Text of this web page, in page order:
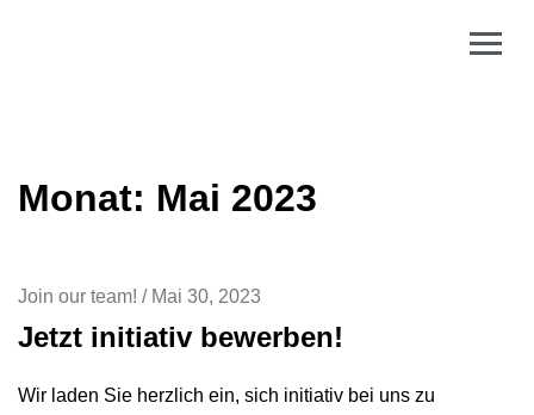
Monat: Mai 2023
Join our team! / Mai 30, 2023
Jetzt initiativ bewerben!
Wir laden Sie herzlich ein, sich initiativ bei uns zu